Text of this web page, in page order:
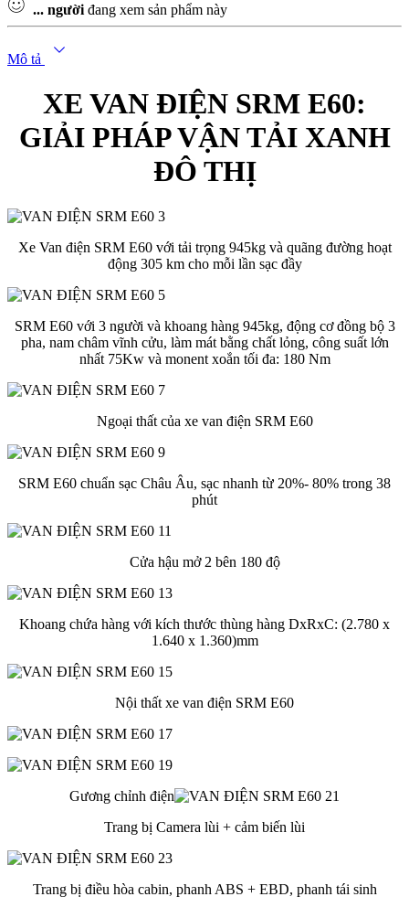
... người đang xem sản phẩm này
Mô tả
XE VAN ĐIỆN SRM E60:
GIẢI PHÁP VẬN TẢI XANH
ĐÔ THỊ
Xe Van điện SRM E60 với tải trọng 945kg và quãng đường hoạt
động 305 km cho mỗi lần sạc đầy
SRM E60 với 3 người và khoang hàng 945kg, động cơ đồng bộ 3
pha, nam châm vĩnh cửu, làm mát bằng chất lỏng, công suất lớn
nhất 75Kw và monent xoắn tối đa: 180 Nm
Ngoại thất của xe van điện SRM E60
SRM E60 chuẩn sạc Châu Âu, sạc nhanh từ 20%- 80% trong 38
phút
Cửa hậu mở 2 bên 180 độ
Khoang chứa hàng với kích thước thùng hàng DxRxC: (2.780 x
1.640 x 1.360)mm
Nội thất xe van điện SRM E60
Gương chỉnh điện
Trang bị Camera lùi + cảm biến lùi
Trang bị điều hòa cabin, phanh ABS + EBD, phanh tái sinh